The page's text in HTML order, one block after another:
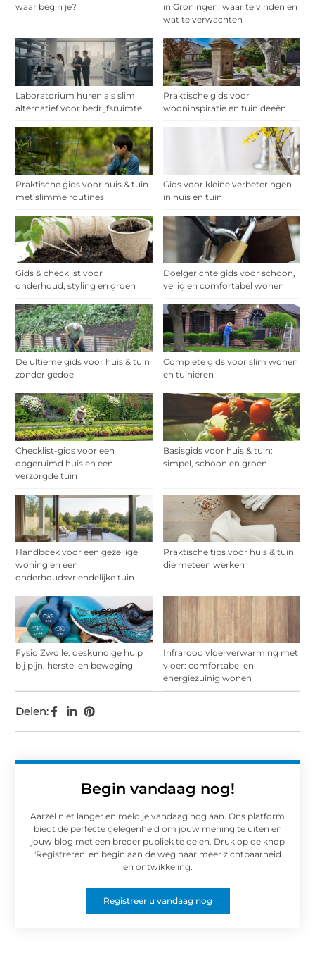
waar begin je?
in Groningen: waar te vinden en
wat te verwachten
Laboratorium huren als slim
alternatief voor bedrijfsruimte
Praktische gids voor
wooninspiratie en tuinideeën
Praktische gids voor huis & tuin
met slimme routines
Gids voor kleine verbeteringen
in huis en tuin
Gids & checklist voor
onderhoud, styling en groen
Doelgerichte gids voor schoon,
veilig en comfortabel wonen
De ultieme gids voor huis & tuin
zonder gedoe
Complete gids voor slim wonen
en tuinieren
Checklist-gids voor een
opgeruimd huis en een
verzorgde tuin
Basisgids voor huis & tuin:
simpel, schoon en groen
Handboek voor een gezellige
woning en een
onderhoudsvriendelijke tuin
Praktische tips voor huis & tuin
die meteen werken
Fysio Zwolle: deskundige hulp
bij pijn, herstel en beweging
Infrarood vloerverwarming met
vloer: comfortabel en
energiezuinig wonen
Begin vandaag nog!
Aarzel niet langer en meld je vandaag nog aan. Ons platform
biedt de perfecte gelegenheid om jouw mening te uiten en
jouw blog met een breder publiek te delen. Druk op de knop
'Registreren' en begin aan de weg naar meer zichtbaarheid
en ontwikkeling.
Registreer u vandaag nog
Delen: